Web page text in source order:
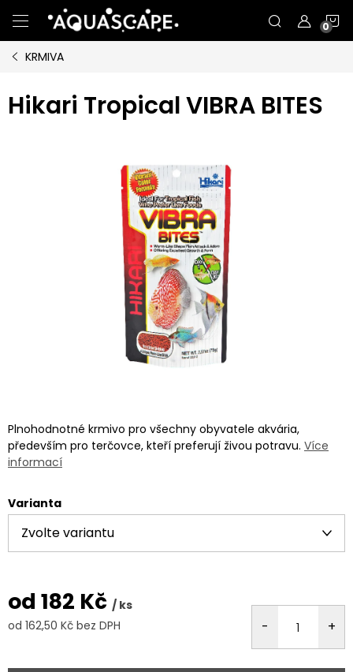
na
obsah
KRMIVA
Hikari Tropical VIBRA BITES
Plnohodnotné krmivo pro všechny obyvatele akvária,
především pro terčovce, kteří preferují živou potravu. Více
informací
Varianta
od 182 Kč / ks
od 162,50 Kč bez DPH